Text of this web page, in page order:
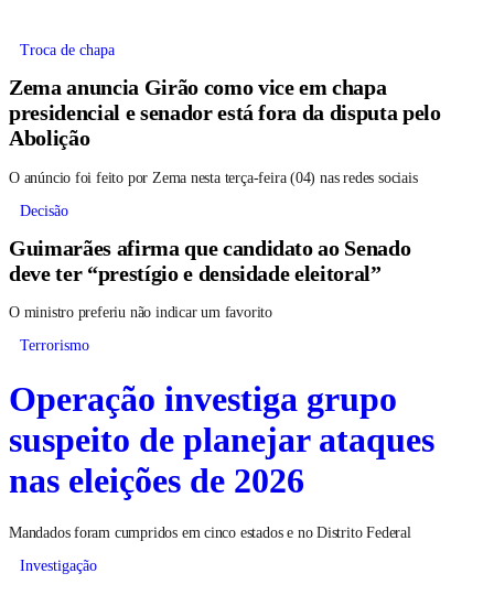
Troca de chapa
Zema anuncia Girão como vice em chapa
presidencial e senador está fora da disputa pelo
Abolição
O anúncio foi feito por Zema nesta terça-feira (04) nas redes sociais
Decisão
Guimarães afirma que candidato ao Senado
deve ter “prestígio e densidade eleitoral”
O ministro preferiu não indicar um favorito
Terrorismo
Operação investiga grupo
suspeito de planejar ataques
nas eleições de 2026
Mandados foram cumpridos em cinco estados e no Distrito Federal
Investigação